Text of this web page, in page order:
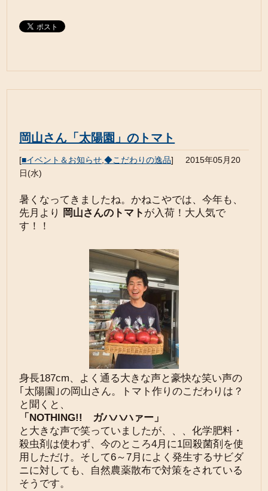
岡山さん「太陽園」のトマト
[■イベント＆お知らせ ,◆こだわりの逸品]
2015年05月20
日(水)
暑くなってきましたね。かねこやでは、今年も、
先月より
岡山さんのトマト が入荷！大人気で
す！！
身長187cm、よく通る大きな声と豪快な笑い声の
｢太陽園｣の岡山さん。トマト作りのこだわりは？
と聞くと、
「NOTHING!! ガハハハァー」
と大きな声で笑っていましたが、、、化学肥料・
殺虫剤は使わず、今のところ4月に1回殺菌剤を使
用しただけ。そして6～7月によく発生するサビダ
ニに対しても、自然農薬散布で対策をされている
そうです。